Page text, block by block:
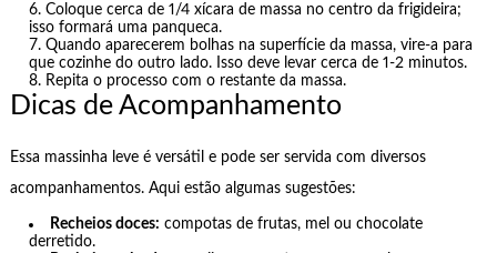
Coloque cerca de 1/4 xícara de massa no centro da frigideira;
isso formará uma panqueca.
Quando aparecerem bolhas na superfície da massa, vire-a para
que cozinhe do outro lado. Isso deve levar cerca de 1-2 minutos.
Repita o processo com o restante da massa.
Dicas de Acompanhamento
Essa massinha leve é versátil e pode ser servida com diversos
acompanhamentos. Aqui estão algumas sugestões:
Recheios doces: compotas de frutas, mel ou chocolate
derretido.